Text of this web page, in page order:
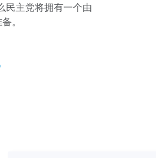
民主党将拥有一个由
。